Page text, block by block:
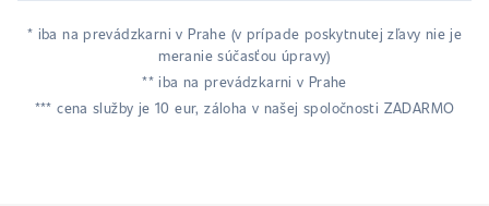
* iba na prevádzkarni v Prahe (v prípade poskytnutej zľavy nie je
meranie súčasťou úpravy)
** iba na prevádzkarni v Prahe
*** cena služby je 10 eur, záloha v našej spoločnosti ZADARMO